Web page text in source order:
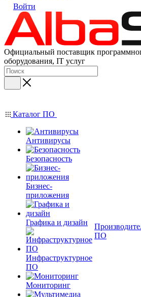
Войти
Официальный поставщик
оборудования, IT услуг
Каталог ПО
Антивирусы
Безопасность
Бизнес-
приложения
Графика и дизайн
Инфраструктурное
ПО
Мониторинг
ПО